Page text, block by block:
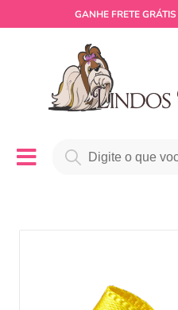
GANHE FRETE GRÁTIS